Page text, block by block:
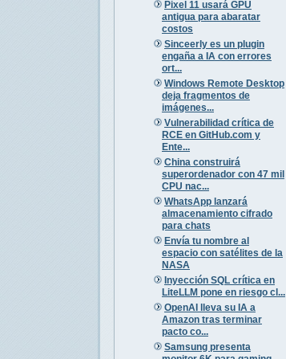
Pixel 11 usará GPU
antigua para abaratar
costos
Sinceerly es un plugin
engaña a IA con errores
ort...
Windows Remote Desktop
deja fragmentos de
imágenes...
Vulnerabilidad crítica de
RCE en GitHub.com y
Ente...
China construirá
superordenador con 47 mil
CPU nac...
WhatsApp lanzará
almacenamiento cifrado
para chats
Envía tu nombre al
espacio con satélites de la
NASA
Inyección SQL crítica en
LiteLLM pone en riesgo cl...
OpenAI lleva su IA a
Amazon tras terminar
pacto co...
Samsung presenta